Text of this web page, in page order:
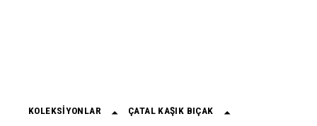
KOLEKSİYONLAR ÇATAL KAŞIK BIÇAK